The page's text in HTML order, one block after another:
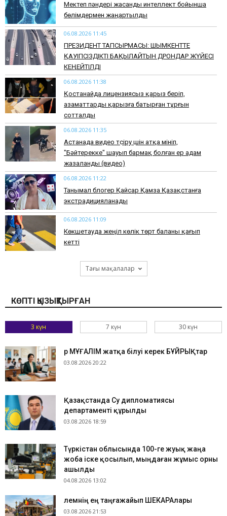
Мектеп пәндері жасанды интеллект бойынша
бөлімдермен жаңартылды
06.08.2026 11:45
​ПРЕЗИДЕНТ ТАПСЫРМАСЫ: ШЫМКЕНТТЕ
ҚАУІПСІЗДІКТІ БАҚЫЛАЙТЫН ДРОНДАР ЖҮЙЕСІ
КЕҢЕЙТІЛДІ
06.08.2026 11:38
Қостанайда лицензиясыз қарыз беріп,
азаматтарды қарызға батырған тұрғын
сотталды
06.08.2026 11:35
Астанада видео түсіру үшін атқа мініп,
"Бәйтерекке" шауып бармақ болған ер адам
жазаланды (видео)
06.08.2026 11:22
Танымал блогер Қайсар Қамза Қазақстанға
экстрадицияланады
06.08.2026 11:09
Көкшетауда жеңіл көлік төрт баланы қағып
кетті
Тағы мақалалар
КӨПТІ ҚЫЗЫҚТЫРҒАН
3 күн 7 күн 30 күн
Әр МҰҒАЛІМ жатқа білуі керек БҰЙРЫҚтар
03.08.2026 20:22
Қазақстанда Су дипломатиясы
департаменті құрылды
03.08.2026 18:59
Түркістан облысында 100-ге жуық жаңа
жоба іске қосылып, мыңдаған жұмыс орны
ашылды
04.08.2026 13:02
​Әлемнің ең таңғажайып ШЕКАРАлары
03.08.2026 21:53